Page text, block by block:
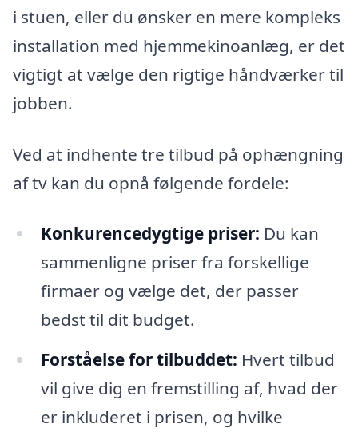
i stuen, eller du ønsker en mere kompleks
installation med hjemmekinoanlæg, er det
vigtigt at vælge den rigtige håndværker til
jobben.
Ved at indhente tre tilbud på ophængning
af tv kan du opnå følgende fordele:
Konkurencedygtige priser: Du kan
sammenligne priser fra forskellige
firmaer og vælge det, der passer
bedst til dit budget.
Forståelse for tilbuddet: Hvert tilbud
vil give dig en fremstilling af, hvad der
er inkluderet i prisen, og hvilke